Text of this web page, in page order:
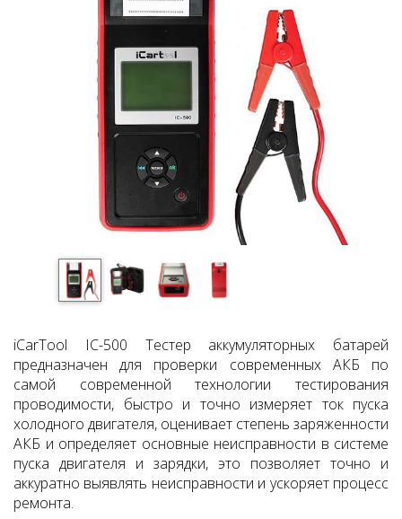
iCarTool IC-500 Тестер аккумуляторных батарей
предназначен для проверки современных АКБ по
самой современной технологии тестирования
проводимости, быстро и точно измеряет ток пуска
холодного двигателя, оценивает степень заряженности
АКБ и определяет основные неисправности в системе
пуска двигателя и зарядки, это позволяет точно и
аккуратно выявлять неисправности и ускоряет процесс
ремонта.